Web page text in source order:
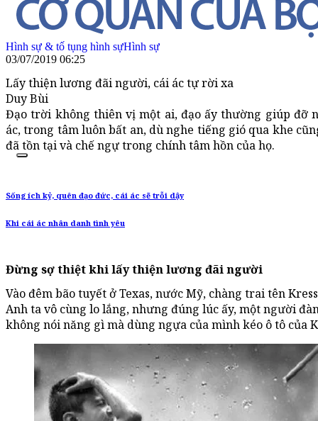
Hình sự & tố tụng hình sựHình sự
03/07/2019 06:25
Lấy thiện lương đãi người, cái ác tự rời xa
Duy Bùi
Đạo trời không thiên vị một ai, đạo ấy thường giúp đỡ
ác, trong tâm luôn bất an, dù nghe tiếng gió qua khe
đã tồn tại và chế ngự trong chính tâm hồn của họ.
Sống ích kỷ, quên đạo đức, cái ác sẽ trỗi dậy
Khi cái ác nhân danh tình yêu
Đừng sợ thiệt khi lấy thiện lương đãi người
Vào đêm bão tuyết ở Texas, nước Mỹ, chàng trai tên
Anh ta vô cùng lo lắng, nhưng đúng lúc ấy, một người
không nói năng gì mà dùng ngựa của mình kéo ô tô của